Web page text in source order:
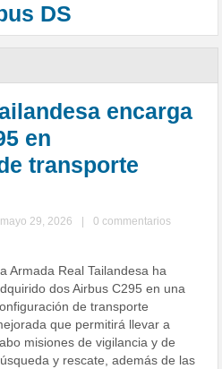
DS
encarga
en
transporte
29, 2026
0 commentarios
Armada Real Tailandesa ha
dos Airbus C295 en una
de transporte
que permitirá llevar a
misiones de vigilancia y de
y rescate, además de las